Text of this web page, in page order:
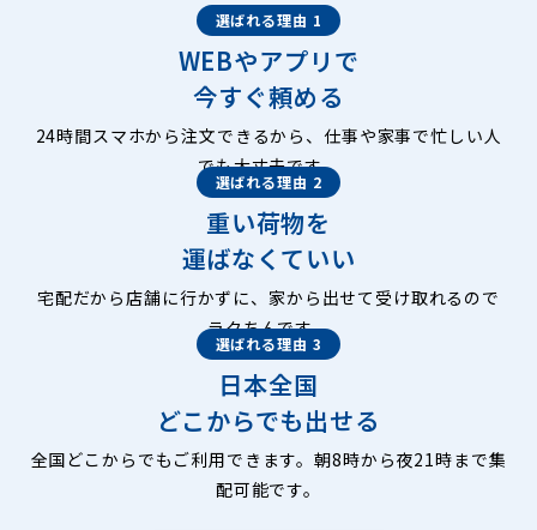
選ばれる理由 1
WEBやアプリで
今すぐ頼める
24時間スマホから注文できるから、仕事や家事で忙しい人
でも大丈夫です。
選ばれる理由 2
重い荷物を
運ばなくていい
宅配だから店舗に行かずに、家から出せて受け取れるので
ラクちんです。
選ばれる理由 3
日本全国
どこからでも出せる
全国どこからでもご利用できます。朝8時から夜21時まで集
配可能です。